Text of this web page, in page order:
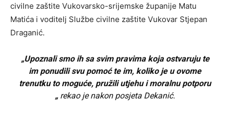
civilne zaštite Vukovarsko-srijemske županije Matu
Matića i voditelj Službe civilne zaštite Vukovar Stjepan
Draganić.
„Upoznali smo ih sa svim pravima koja ostvaruju te
im ponudili svu pomoć te im, koliko je u ovome
trenutku to moguće, pružili utjehu i moralnu potporu
„ rekao je nakon posjeta Dekanić.